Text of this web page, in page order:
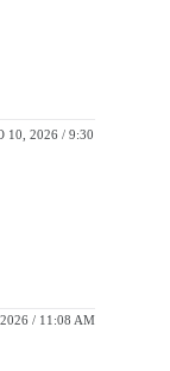
10, 2026 / 9:30
/ 11:08 AM